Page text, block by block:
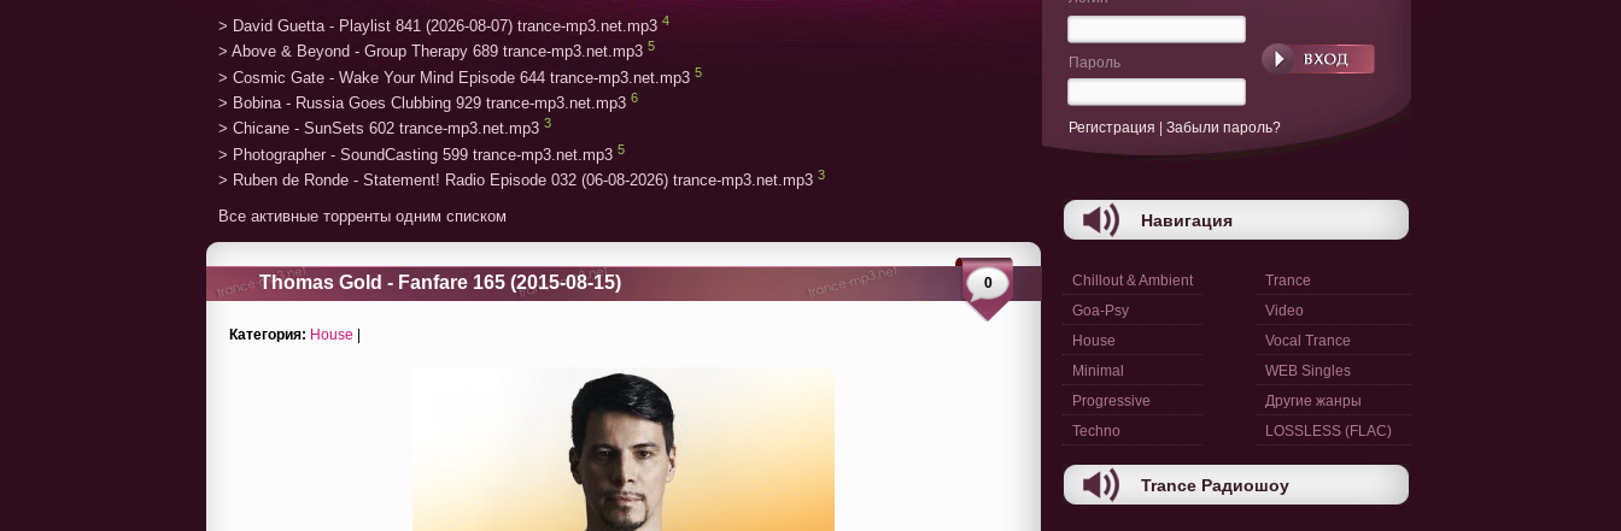
> David Guetta - Playlist 841 (2026-08-07) trance-mp3.net.mp3 4
> Above & Beyond - Group Therapy 689 trance-mp3.net.mp3 5
> Cosmic Gate - Wake Your Mind Episode 644 trance-mp3.net.mp3 5
> Bobina - Russia Goes Clubbing 929 trance-mp3.net.mp3 6
> Chicane - SunSets 602 trance-mp3.net.mp3 3
> Photographer - SoundCasting 599 trance-mp3.net.mp3 5
> Ruben de Ronde - Statement! Radio Episode 032 (06-08-2026) trance-mp3.net.mp3 3
Все активные торренты одним списком
Thomas Gold - Fanfare 165 (2015-08-15) 0
Категория: House |
Пароль
Регистрация Забыли пароль?
Навигация
Chillout & Ambient
Goa-Psy
House
Minimal
Progressive
Techno
Trance
Video
Vocal Trance
WEB Singles
Другие жанры
LOSSLESS (FLAC)
Trance Радиошоу